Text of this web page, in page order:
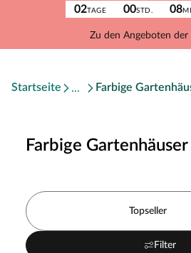
02TAGE 00STD. 08
Zu den Angeboten der
Startseite Farbige
Farbige
Topseller
Filter